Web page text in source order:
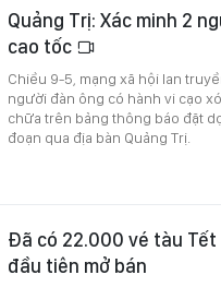
Quảng Trị: Xác minh 2
cao tốc
Chiều 9-5, mạng xã hội lan
người đàn ông có hành vi cạo
chữa trên bảng thông báo đặt
đoạn qua địa bàn Quảng Trị.
Đã có 22.000 vé tàu
đầu tiên mở bán